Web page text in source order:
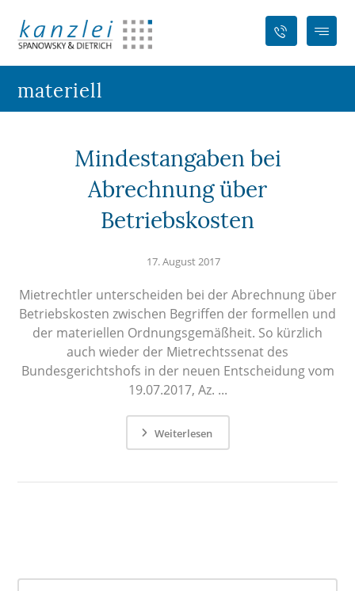
materiell
Mindestangaben bei
Abrechnung über
Betriebskosten
17. August 2017
Mietrechtler unterscheiden bei der Abrechnung über
Betriebskosten zwischen Begriffen der formellen und
der materiellen Ordnungsgemäßheit. So kürzlich
auch wieder der Mietrechtssenat des
Bundesgerichtshofs in der neuen Entscheidung vom
19.07.2017, Az. ...
Weiterlesen